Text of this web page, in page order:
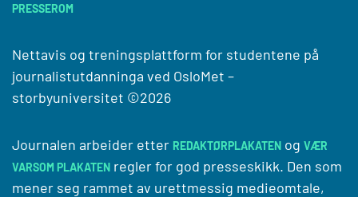
PRESSEROM
Nettavis og treningsplattform for studentene på
journalistutdanninga ved OsloMet –
storbyuniversitet ©2026
Journalen arbeider etter REDAKTØRPLAKATEN og VÆR
VARSOM PLAKATEN regler for god presseskikk. Den som
mener seg rammet av urettmessig medieomtale,